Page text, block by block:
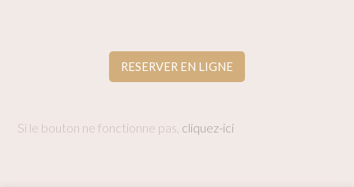
RESERVER EN LIGNE
Si le bouton ne fonctionne pas, cliquez-ici